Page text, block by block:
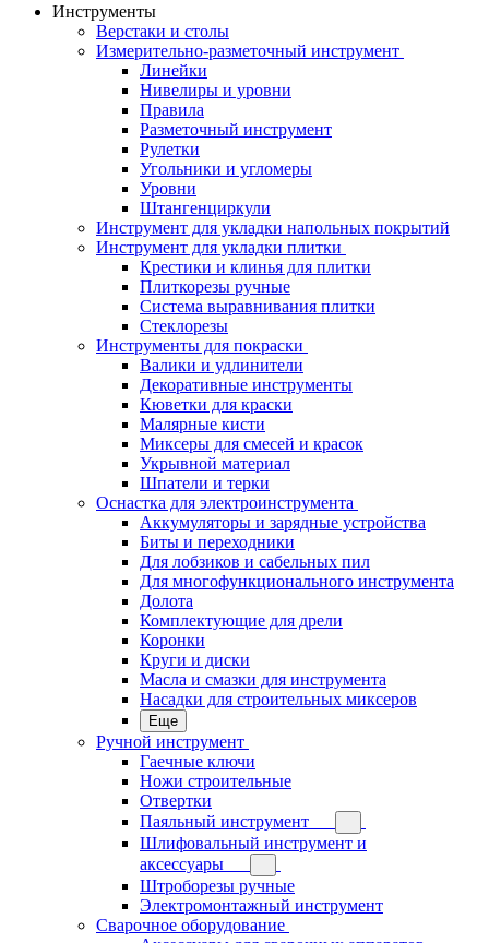
Инструменты
Верстаки и столы
Измерительно-разметочный инструмент
Линейки
Нивелиры и уровни
Правила
Разметочный инструмент
Рулетки
Угольники и угломеры
Уровни
Штангенциркули
Инструмент для укладки напольных покрытий
Инструмент для укладки плитки
Крестики и клинья для плитки
Плиткорезы ручные
Система выравнивания плитки
Стеклорезы
Инструменты для покраски
Валики и удлинители
Декоративные инструменты
Кюветки для краски
Малярные кисти
Миксеры для смесей и красок
Укрывной материал
Шпатели и терки
Оснастка для электроинструмента
Аккумуляторы и зарядные устройства
Биты и переходники
Для лобзиков и сабельных пил
Для многофункционального инструмента
Долота
Комплектующие для дрели
Коронки
Круги и диски
Масла и смазки для инструмента
Насадки для строительных миксеров
Еще
Ручной инструмент
Гаечные ключи
Ножи строительные
Отвертки
Паяльный инструмент
Шлифовальный инструмент и
аксессуары
Штроборезы ручные
Электромонтажный инструмент
Сварочное оборудование